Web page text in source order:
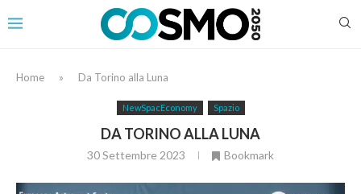
Home » Da Torino alla Luna
NewSpacEconomy Spazio
DA TORINO ALLA LUNA
30 Settembre 2023 Bookmark